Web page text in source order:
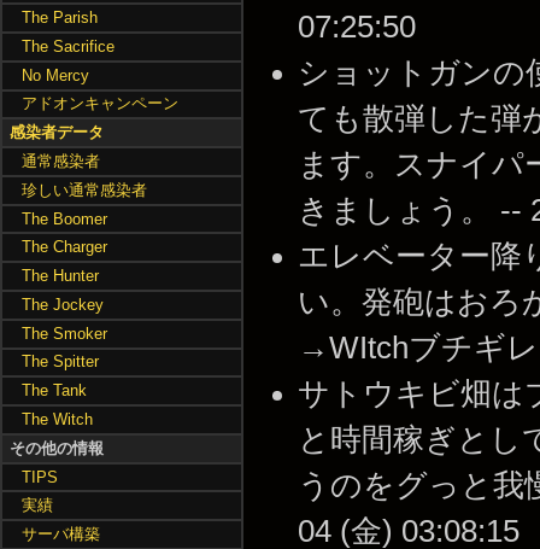
07:25:50
ショットガンの
ても散弾した弾
ます。スナイパ
きましょう。 --
エレベーター降
い。発砲はおろ
→WItchブチギ
サトウキビ畑は
と時間稼ぎとし
うのをグっと我
04 (金) 03:08:15
The Parish
The Sacrifice
No Mercy
アドオンキャンペーン
感染者データ
通常感染者
珍しい通常感染者
The Boomer
The Charger
The Hunter
The Jockey
The Smoker
The Spitter
The Tank
The Witch
その他の情報
TIPS
実績
サーバ構築